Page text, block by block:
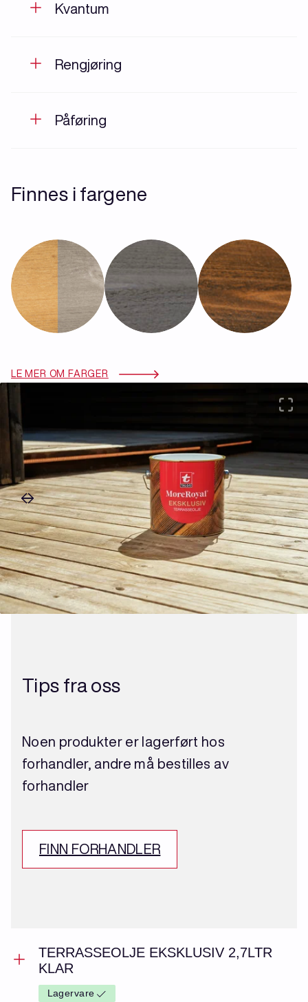
Kvantum
Rengjøring
Påføring
Finnes i fargene
LE MER OM FARGER
Tips fra oss
Noen produkter er lagerført hos
forhandler, andre må bestilles av
forhandler
FINN FORHANDLER
TERRASSEOLJE EKSKLUSIV 2,7LTR
KLAR
Lagervare